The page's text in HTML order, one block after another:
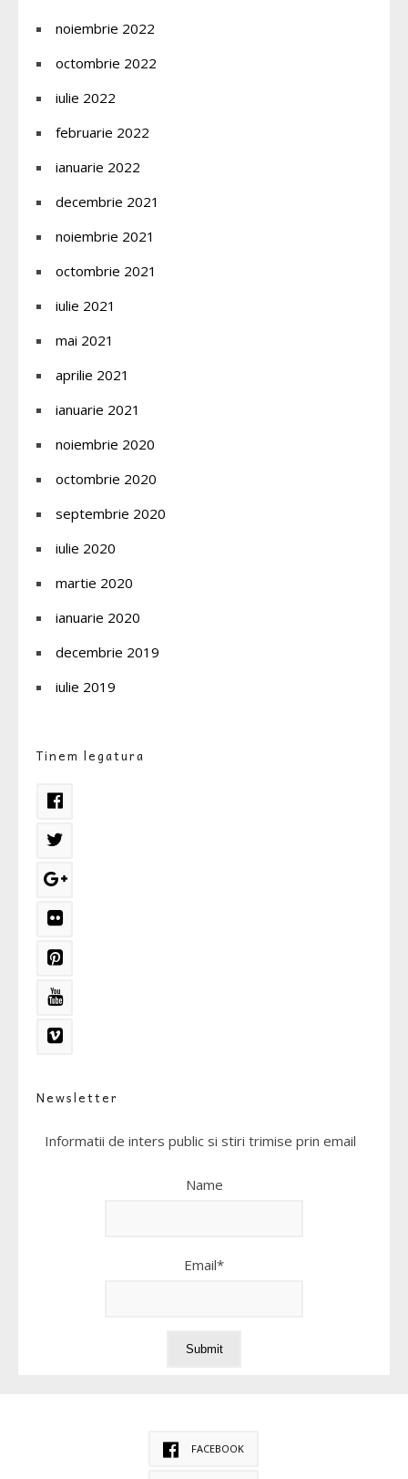
noiembrie 2022
octombrie 2022
iulie 2022
februarie 2022
ianuarie 2022
decembrie 2021
noiembrie 2021
octombrie 2021
iulie 2021
mai 2021
aprilie 2021
ianuarie 2021
noiembrie 2020
octombrie 2020
septembrie 2020
iulie 2020
martie 2020
ianuarie 2020
decembrie 2019
iulie 2019
Tinem legatura
Newsletter
Informatii de inters public si stiri trimise prin email
Name
Email*
FACEBOOK